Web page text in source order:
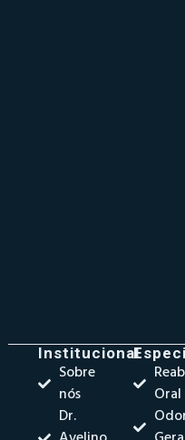
Institucional
Sobre
nós
Dr.
Oral